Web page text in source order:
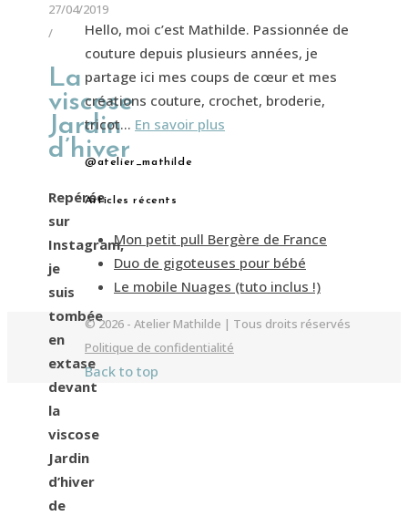
27/04/2019
/
La
viscose
Jardin
d’hiver
Repérée
sur
Instagram,
je
suis
tombée
en
extase
devant
la
viscose
Jardin
d’hiver
de
Hello, moi c’est Mathilde. Passionnée de
couture depuis plusieurs années, je
partage ici mes coups de cœur et mes
créations couture, crochet, broderie,
tricot… En savoir plus
@atelier_mathilde
Articles récents
Mon petit pull Bergère de France
Duo de gigoteuses pour bébé
Le mobile Nuages (tuto inclus !)
© 2026 - Atelier Mathilde | Tous droits réservés
Politique de confidentialité
Back to top